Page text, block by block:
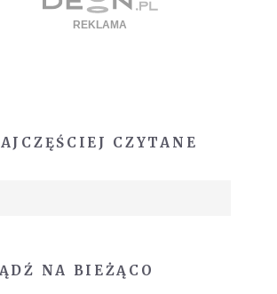
CZYTANE
NA BIEŻĄCO